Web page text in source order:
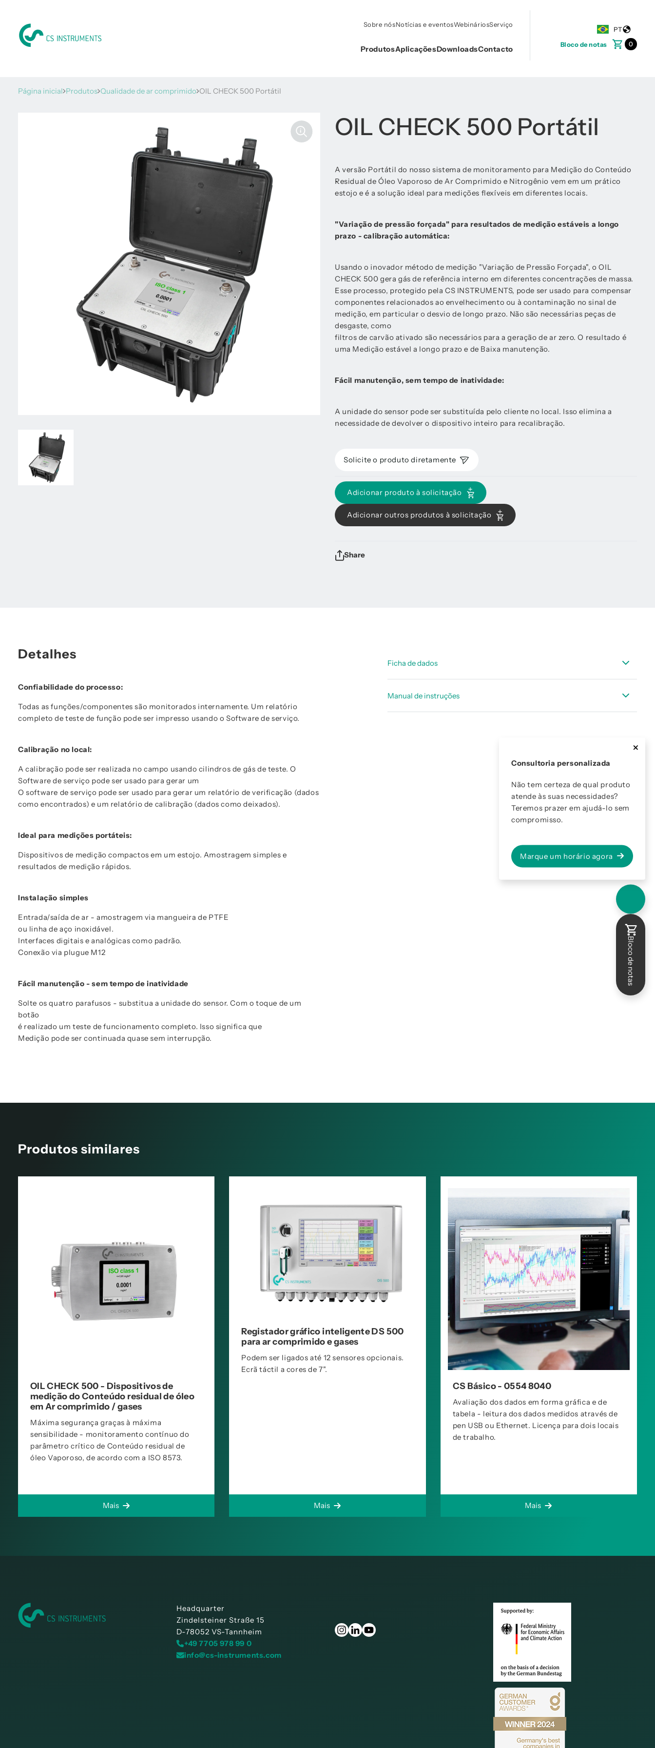
PT
Bloco de notas
0
Sobre nósNotícias e eventosWebináriosServiço
ProdutosAplicaçõesDownloadsContacto
Página inicial Produtos Qualidade de ar comprimido OIL CHECK 500 Portátil
OIL CHECK 500 Portátil
A versão Portátil do nosso sistema de monitoramento para Medição do Conteúdo
Residual de Óleo Vaporoso de Ar Comprimido e Nitrogênio vem em um prático
estojo e é a solução ideal para medições flexíveis em diferentes locais.
"Variação de pressão forçada" para resultados de medição estáveis a longo
prazo - calibração automática:
Usando o inovador método de medição "Variação de Pressão Forçada", o OIL
CHECK 500 gera gás de referência interno em diferentes concentrações de massa.
Esse processo, protegido pela CS INSTRUMENTS, pode ser usado para compensar
componentes relacionados ao envelhecimento ou à contaminação no sinal de
medição, em particular o desvio de longo prazo. Não são necessárias peças de
desgaste, como
filtros de carvão ativado são necessários para a geração de ar zero. O resultado é
uma Medição estável a longo prazo e de Baixa manutenção.
Fácil manutenção, sem tempo de inatividade:
A unidade do sensor pode ser substituída pelo cliente no local. Isso elimina a
necessidade de devolver o dispositivo inteiro para recalibração.
Solicite o produto diretamente
Adicionar produto à solicitação
Adicionar outros produtos à solicitação
Share
Detalhes
Confiabilidade do processo:
Todas as funções/componentes são monitorados internamente. Um relatório
completo de teste de função pode ser impresso usando o Software de serviço.
Calibração no local:
A calibração pode ser realizada no campo usando cilindros de gás de teste. O
Software de serviço pode ser usado para gerar um
O software de serviço pode ser usado para gerar um relatório de verificação (dados
como encontrados) e um relatório de calibração (dados como deixados).
Ideal para medições portáteis:
Dispositivos de medição compactos em um estojo. Amostragem simples e
resultados de medição rápidos.
Instalação simples
Entrada/saída de ar - amostragem via mangueira de PTFE
ou linha de aço inoxidável.
Interfaces digitais e analógicas como padrão.
Conexão via plugue M12
Fácil manutenção - sem tempo de inatividade
Solte os quatro parafusos - substitua a unidade do sensor. Com o toque de um
botão
é realizado um teste de funcionamento completo. Isso significa que
Medição pode ser continuada quase sem interrupção.
Ficha de dados
Manual de instruções
Produtos similares
OIL CHECK 500 - Dispositivos de
medição do Conteúdo residual de óleo
em Ar comprimido / gases
Máxima segurança graças à máxima
sensibilidade - monitoramento contínuo do
parâmetro crítico de Conteúdo residual de
óleo Vaporoso, de acordo com a ISO 8573.
Mais
Registador gráfico inteligente DS 500
para ar comprimido e gases
Podem ser ligados até 12 sensores opcionais.
Ecrã táctil a cores de 7".
Mais
CS Básico - 0554 8040
Avaliação dos dados em forma gráfica e de
tabela - leitura dos dados medidos através de
pen USB ou Ethernet. Licença para dois locais
de trabalho.
Mais
Consultoria personalizada
Não tem certeza de qual produto
atende às suas necessidades?
Teremos prazer em ajudá-lo sem
compromisso.
Marque um horário agora
Bloco de notas
Headquarter
Zindelsteiner Straße 15
D-78052 VS-Tannheim
+49 7705 978 99 0
info@cs-instruments.com